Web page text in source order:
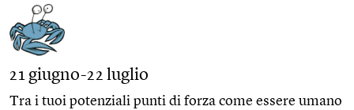
21 giugno-22 luglio
Tra i tuoi potenziali punti di forza come essere umano